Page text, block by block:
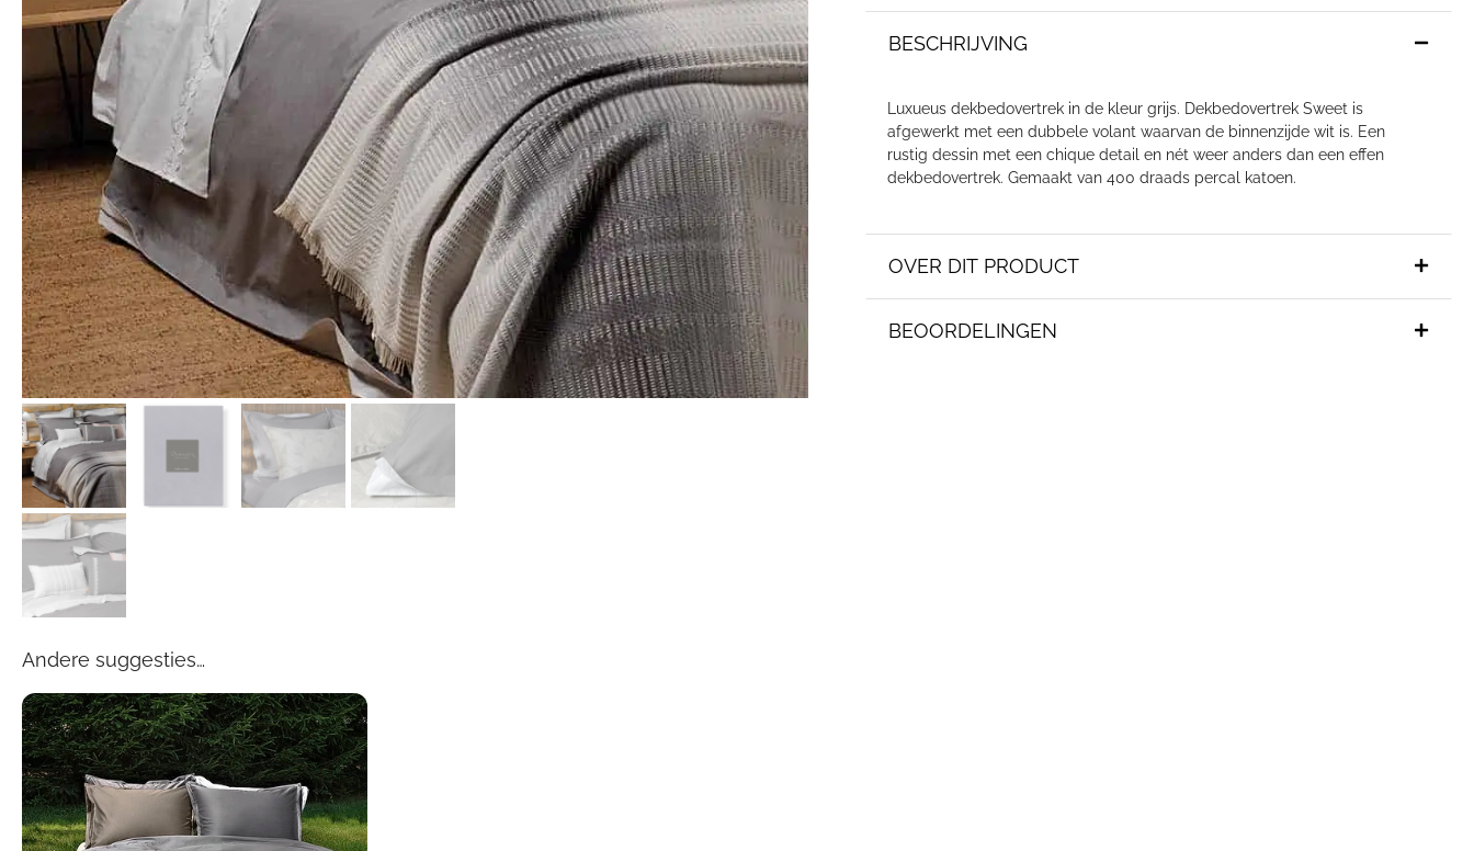
BESCHRIJVING
Luxueus dekbedovertrek in de kleur grijs. Dekbedovertrek Sweet is
afgewerkt met een dubbele volant waarvan de binnenzijde wit is. Een
rustig dessin met een chique detail en nét weer anders dan een effen
dekbedovertrek. Gemaakt van 400 draads percal katoen.
OVER DIT PRODUCT
BEOORDELINGEN
Andere suggesties…